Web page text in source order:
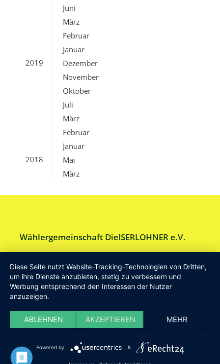
Juni
März
Februar
Januar
2019
Dezember
November
Oktober
Juli
März
Februar
Januar
2018
Mai
März
Wählergemeinschaft DieISERLOHNER e.V.
Am Drillenbusch 11 - 58638 Iserlohn
Tel:Geschäftsstelle 02371-9748599
E-Mail:info [at] DieISERLOHNER.de
Website:
Haftung
Datenschutz Satzung Impressum
Diese Seite nutzt Website-Tracking-Technologien von Dritten,
um ihre Dienste anzubieten, stetig zu verbessern und
Werbung entsprechend den Interessen der Nutzer
anzuzeigen.
ABLEHNEN AKZEPTIEREN MEHR
Powered by &